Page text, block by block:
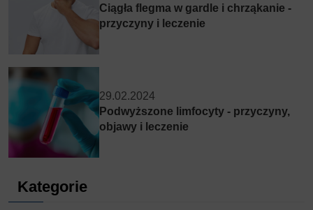
Ciągła flegma w gardle i chrząkanie -
przyczyny i leczenie
29.02.2024
Podwyższone limfocyty - przyczyny,
objawy i leczenie
Kategorie